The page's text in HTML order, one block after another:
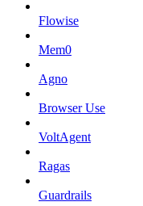
Flowise
Mem0
Agno
Browser Use
VoltAgent
Ragas
Guardrails